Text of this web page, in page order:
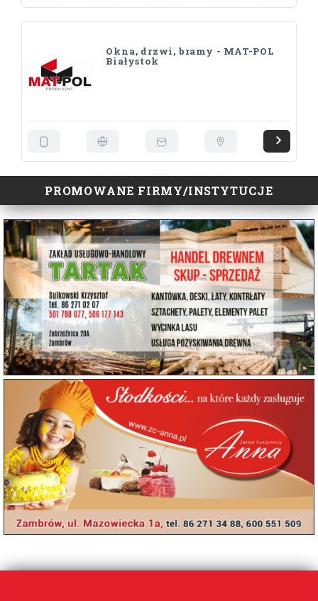
Okna, drzwi, bramy - MAT-POL
Białystok
PROMOWANE FIRMY/INSTYTUCJE